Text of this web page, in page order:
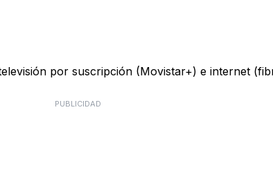
por suscripción (Movistar+) e internet
PUBLICIDAD